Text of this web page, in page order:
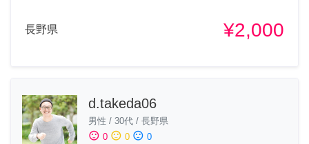
長野県 ¥2,000
d.takeda06
男性 / 30代 / 長野県
sentiment_satisfied 0 sentiment_neutral 0 sentiment_dissatisfied 0